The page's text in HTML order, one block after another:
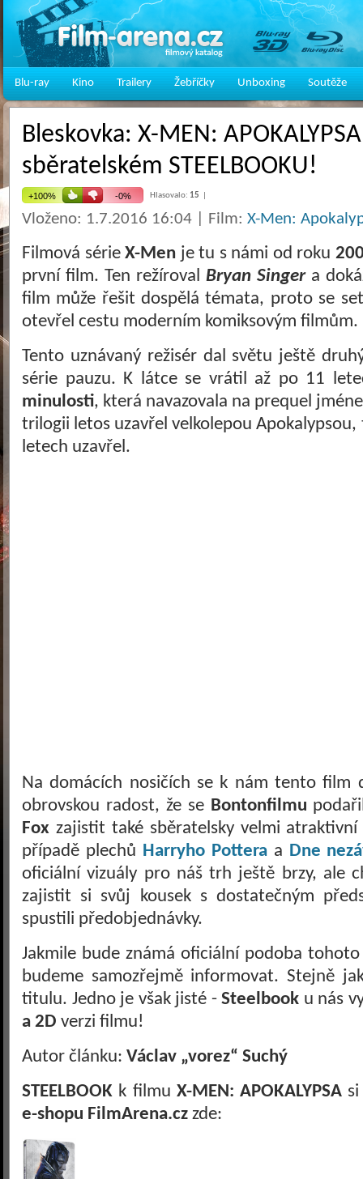
Blu-ray Kino Trailery Žebříčky Unboxing Soutěže
Bleskovka: X-MEN:
sběratelském STEELBOOKU!
Hlasovalo: 15
Vloženo: 1.7.2016 16:04 | Film: X-Men:
Filmová sérieX-Men je tu s námi od roku
první film. Ten režíroval Bryan Singera
film může řešit dospělá témata, proto se
otevřel cestu moderním komiksovým filmům.
Tento uznávaný režisér dal světu ještě
série pauzu. K látce se vrátil až po 11
minulosti, která navazovala na prequel
trilogii letos uzavřel velkolepou Apokalypsou,
letech uzavřel.
Na domácích nosičích se k nám tento film
obrovskou radost, že se Bontonfilmu
Fox zajistit také sběratelsky velmi
případě plechů Harryho Potteraa Dne
oficiální vizuály pro náš trh ještě brzy, ale
zajistit si svůj kousek s dostatečným
spustili předobjednávky.
Jakmile bude známá oficiální podoba tohoto
budeme samozřejmě informovat. Stejně
titulu. Jedno je však jisté -Steelbook u nás
a 2D verzi filmu!
Autor článku: Václav „vorez“ Suchý
STEELBOOK k filmu X-MEN: APOKALYPSA
e-shopu FilmArena.cz zde: